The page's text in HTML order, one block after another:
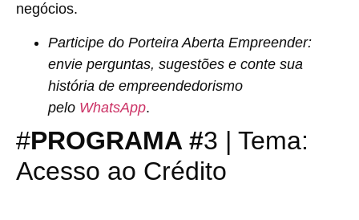
negócios.
Participe do Porteira Aberta Empreender:
envie perguntas, sugestões e conte sua
história de empreendedorismo
pelo WhatsApp.
#PROGRAMA #3 | Tema:
Acesso ao Crédito